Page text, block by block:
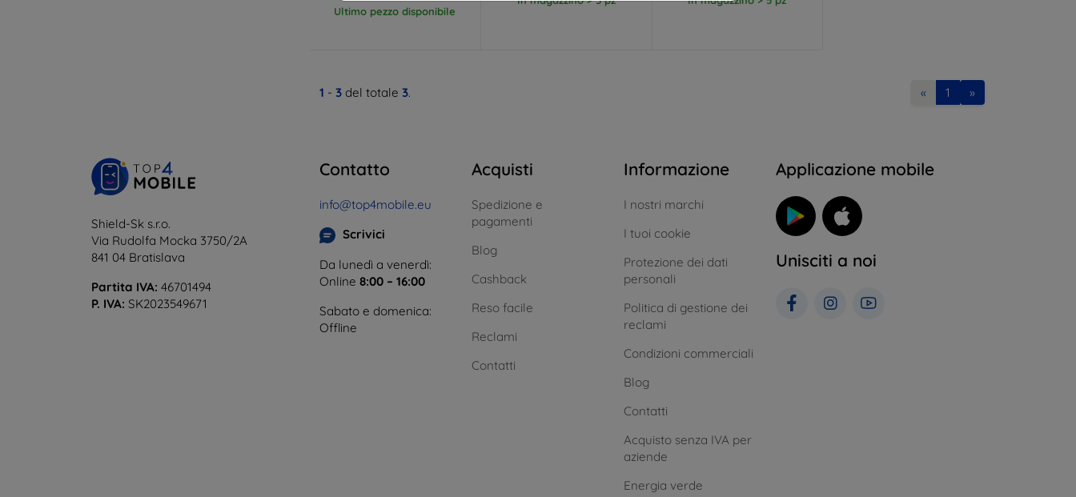
Ultimo pezzo disponibile
1 - 3 del totale 3. « 1 »
Shield-Sk s.r.o.
Via Rudolfa Mocka 3750/2A
841 04 Bratislava
Partita IVA: 46701494
P. IVA: SK2023549671
Contatto
info@top4mobile.eu
Scrivici
Da lunedì a venerdì:
Online 8:00 – 16:00
Sabato e domenica:
Offline
Acquisti
Spedizione e
pagamenti
Blog
Cashback
Reso facile
Reclami
Contatti
Informazione
I nostri marchi
I tuoi cookie
Protezione dei dati
personali
Politica di gestione dei
reclami
Condizioni commerciali
Blog
Contatti
Acquisto senza IVA per
aziende
Energia verde
Applicazione mobile
Unisciti a noi